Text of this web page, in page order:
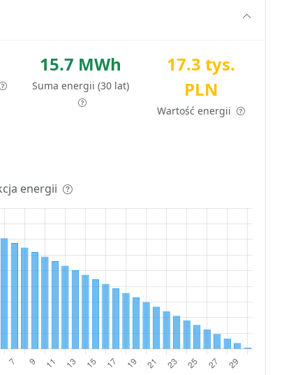
15.7 MWh
Suma energii (30 lat)
17.3 tys.
PLN
Wartość energii
energii